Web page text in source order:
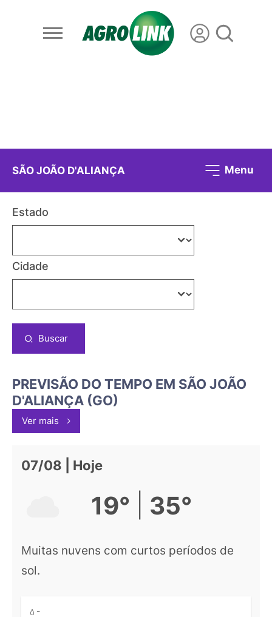
SÃO JOÃO D'ALIANÇA Menu
Estado
Cidade
Buscar
PREVISÃO DO TEMPO EM SÃO JOÃO
D'ALIANÇA (GO)
Ver mais
07/08 | Hoje
19° 35°
Muitas nuvens com curtos períodos de
sol.
-